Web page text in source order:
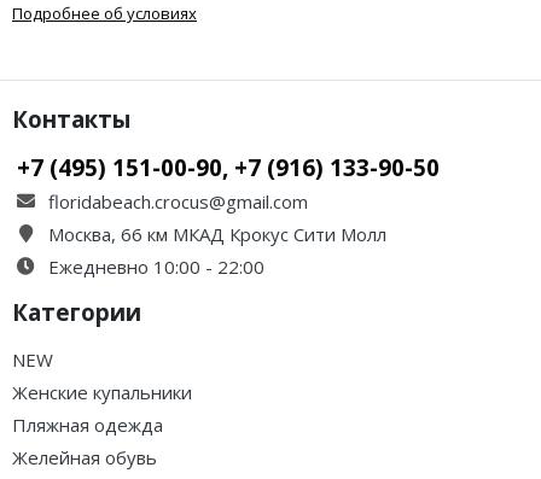
Подробнее об условиях
Контакты
+7 (495) 151-00-90, +7 (916) 133-90-50
floridabeach.crocus@gmail.com
Москва, 66 км МКАД Крокус Сити Молл
Ежедневно 10:00 - 22:00
Категории
NEW
Женские купальники
Пляжная одежда
Желейная обувь